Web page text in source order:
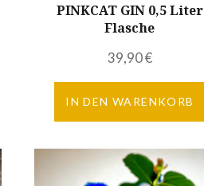
PINKCAT GIN 0,5 Liter
Flasche
39,90€
IN DEN WARENKORB